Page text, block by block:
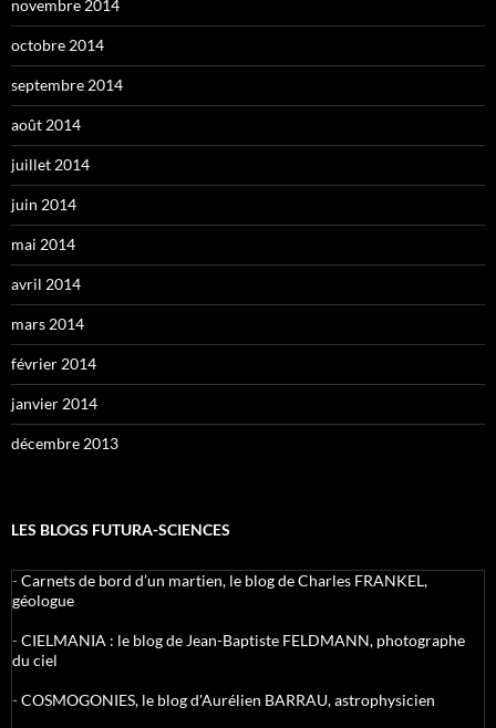
novembre 2014
octobre 2014
septembre 2014
août 2014
juillet 2014
juin 2014
mai 2014
avril 2014
mars 2014
février 2014
janvier 2014
décembre 2013
LES BLOGS FUTURA-SCIENCES
-Carnets de bord d’un martien, le blog de Charles FRANKEL,
géologue
-CIELMANIA : le blog de Jean-Baptiste FELDMANN, photographe
du ciel
-COSMOGONIES, le blog d'Aurélien BARRAU, astrophysicien